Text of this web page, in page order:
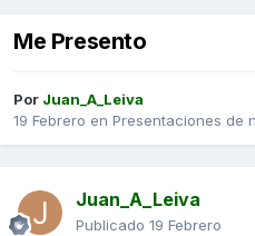
Me Presento
Por Juan_A_Leiva
19 Febrero en Presentaciones de
Juan_A_Leiva
Publicado 19 Febrero